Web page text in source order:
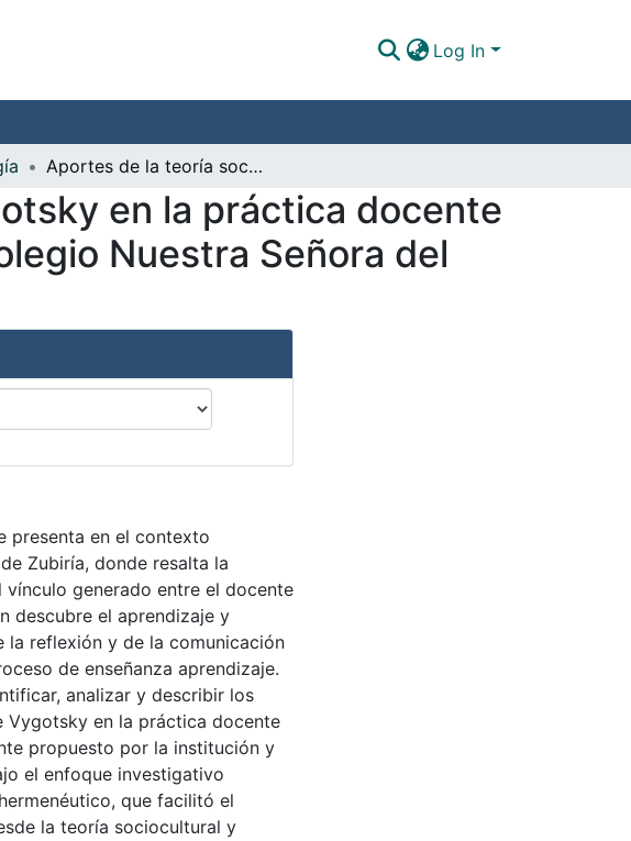
Log In
Aportes de la teoría sociocultural de Vygotsky en la práctica docente y al modelo pedagógico dialogante del colegio Nuestra Señora del Rosario san Cipriano
en la práctica docente
Nuestra Señora del
presenta en el contexto
Zubiría, donde resalta la
generado entre el docente
descubre el aprendizaje y
reflexión y de la comunicación
de enseñanza aprendizaje.
analizar y describir los
en la práctica docente
propuesto por la institución y
el enfoque investigativo
que facilitó el
la teoría sociocultural y